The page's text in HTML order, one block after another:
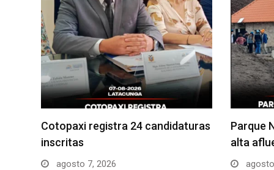
Cotopaxi registra 24 candidaturas
inscritas
agosto 7, 2026
Parque
alta